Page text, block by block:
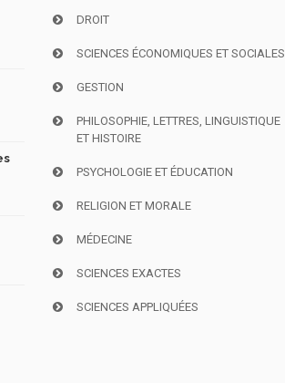
DROIT
SCIENCES ÉCONOMIQUES ET SOCIALES
GESTION
PHILOSOPHIE, LETTRES, LINGUISTIQUE
ET HISTOIRE
PSYCHOLOGIE ET ÉDUCATION
RELIGION ET MORALE
MÉDECINE
SCIENCES EXACTES
SCIENCES APPLIQUÉES